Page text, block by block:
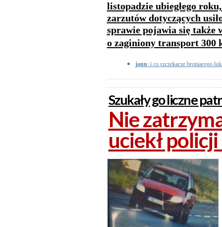
listopadzie ubiegłego
zarzutów dotyczących
sprawie pojawia się także
o zaginiony transport
jonn: i co szczekacze broniacego
Szukały go liczne
Nie
uciekł